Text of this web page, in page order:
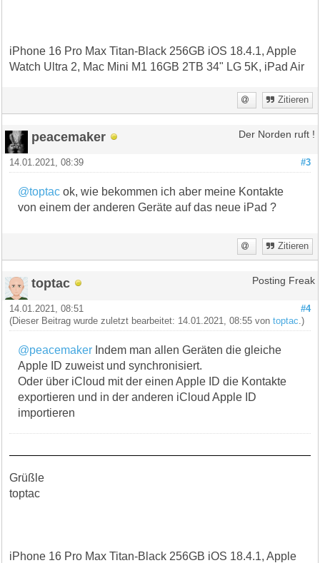
iPhone 16 Pro Max Titan-Black 256GB iOS 18.4.1, Apple
Watch Ultra 2, Mac Mini M1 16GB 2TB 34" LG 5K, iPad Air
Zitieren
peacemaker Der Norden ruft !
#3
14.01.2021, 08:39
@toptac ok, wie bekommen ich aber meine Kontakte
von einem der anderen Geräte auf das neue iPad ?
Zitieren
toptac Posting Freak
#4
14.01.2021, 08:51
(Dieser Beitrag wurde zuletzt bearbeitet: 14.01.2021, 08:55 vontoptac .)
@peacemaker Indem man allen Geräten die gleiche
Apple ID zuweist und synchronisiert.
Oder über iCloud mit der einen Apple ID die Kontakte
exportieren und in der anderen iCloud Apple ID
importieren
Grüßle
toptac
iPhone 16 Pro Max Titan-Black 256GB iOS 18.4.1, Apple